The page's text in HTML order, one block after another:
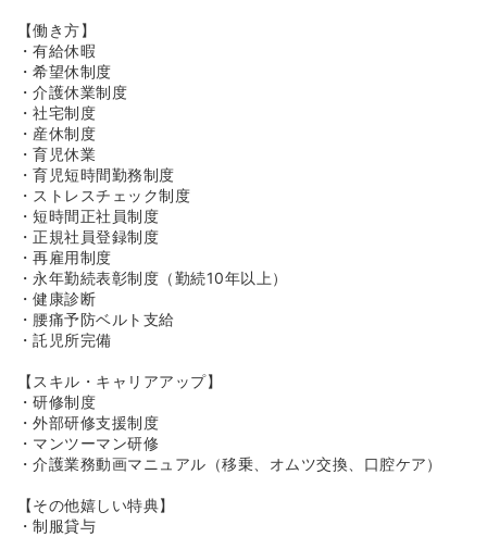
【働き方】
・有給休暇
・希望休制度
・介護休業制度
・社宅制度
・産休制度
・育児休業
・育児短時間勤務制度
・ストレスチェック制度
・短時間正社員制度
・正規社員登録制度
・再雇用制度
・永年勤続表彰制度（勤続10年以上）
・健康診断
・腰痛予防ベルト支給
・託児所完備
【スキル・キャリアアップ】
・研修制度
・外部研修支援制度
・マンツーマン研修
・介護業務動画マニュアル（移乗、オムツ交換、口腔ケア）
【その他嬉しい特典】
・制服貸与